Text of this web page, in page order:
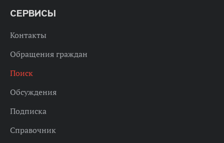
СЕРВИСЫ
Контакты
Обращения граждан
Поиск
Обсуждения
Подписка
Справочник